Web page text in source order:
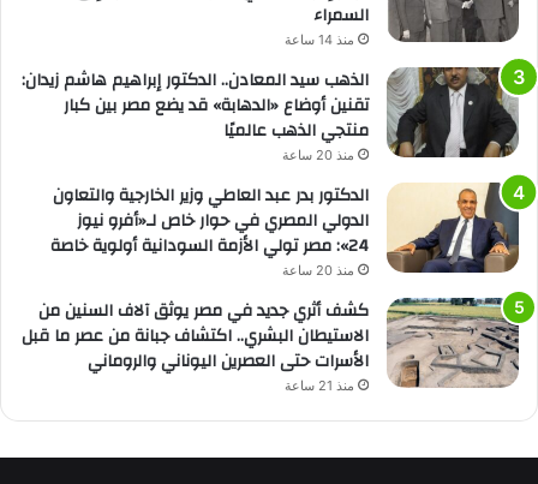
السمراء
منذ 14 ساعة
الذهب سيد المعادن.. الدكتور إبراهيم هاشم زيدان:
تقنين أوضاع «الدهابة» قد يضع مصر بين كبار
منتجي الذهب عالميًا
منذ 20 ساعة
الدكتور بدر عبد العاطي وزير الخارجية والتعاون
الدولي المصري في حوار خاص لـ«أفرو نيوز
24»: مصر تولي الأزمة السودانية أولوية خاصة
منذ 20 ساعة
كشف أثري جديد في مصر يوثق آلاف السنين من
الاستيطان البشري.. اكتشاف جبانة من عصر ما قبل
الأسرات حتى العصرين اليوناني والروماني
منذ 21 ساعة